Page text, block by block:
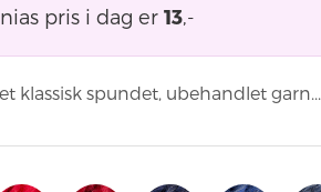
pris i dag er13 ,-
klassisk spundet, ubehandlet garn...